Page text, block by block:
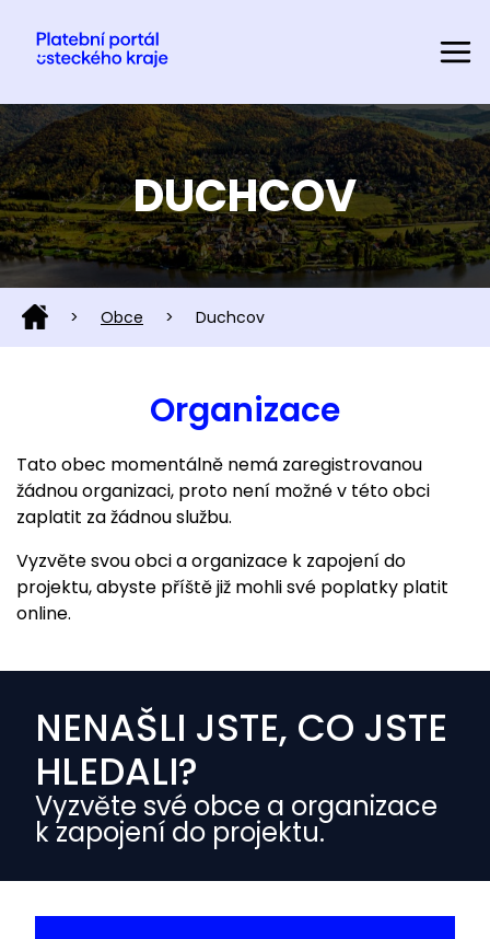
DUCHCOV
> Obce > Duchcov
Organizace
Tato obec momentálně nemá zaregistrovanou
žádnou organizaci, proto není možné v této obci
zaplatit za žádnou službu.
Vyzvěte svou obci a organizace k zapojení do
projektu, abyste příště již mohli své poplatky platit
online.
NENAŠLI JSTE, CO JSTE
HLEDALI?
Vyzvěte své obce a organizace
k zapojení do projektu.